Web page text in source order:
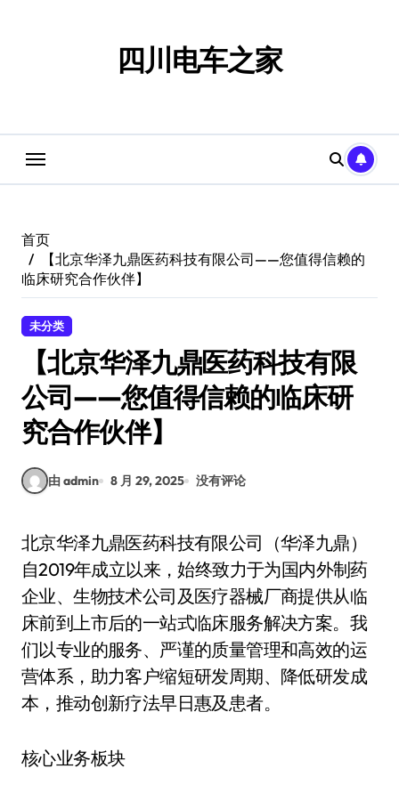
四川电车之家
首页
【北京华泽九鼎医药科技有限公司——您值得信赖的
临床研究合作伙伴】
未分类
【北京华泽九鼎医药科技有限
公司——您值得信赖的临床研
究合作伙伴】
由 admin 8 月 29, 2025 没有评论
北京华泽九鼎医药科技有限公司（华泽九鼎）
自2019年成立以来，始终致力于为国内外制药
企业、生物技术公司及医疗器械厂商提供从临
床前到上市后的一站式临床服务解决方案。我
们以专业的服务、严谨的质量管理和高效的运
营体系，助力客户缩短研发周期、降低研发成
本，推动创新疗法早日惠及患者。
核心业务板块